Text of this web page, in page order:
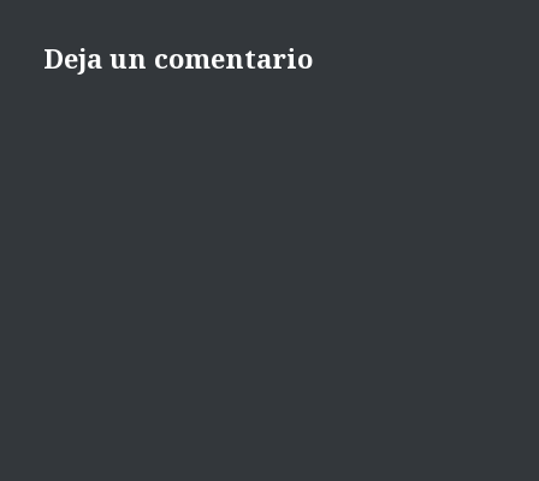
Deja un comentario